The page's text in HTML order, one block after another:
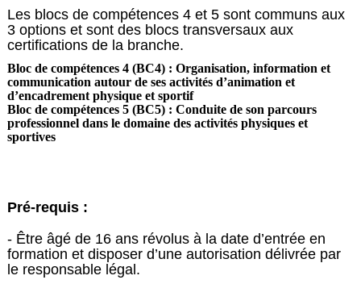
Les blocs de compétences 4 et 5 sont communs aux
3 options et sont des blocs transversaux aux
certifications de la branche.
Bloc de compétences 4 (BC4) : Organisation, information et
communication autour de ses activités d’animation et
d’encadrement physique et sportif
Bloc de compétences 5 (BC5) : Conduite de son parcours
professionnel dans le domaine des activités physiques et
sportives
Pré-requis :
- Être âgé de 16 ans révolus à la date d’entrée en
formation et disposer d’une autorisation délivrée par
le responsable légal.